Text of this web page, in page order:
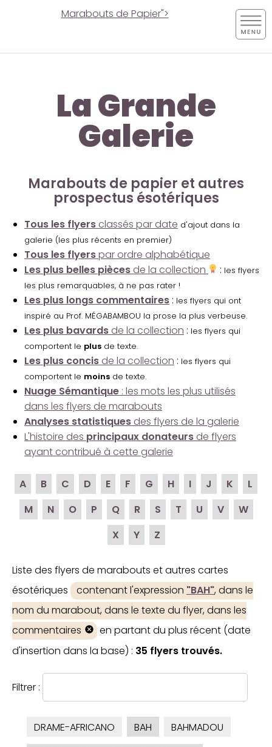
Marabouts de Papier">
La Grande
Galerie
Marabouts de papier et autres
prospectus ésotériques
Tous les flyers classés par date d'ajout dans la
galerie (les plus récents en premier)
Tous les flyerspar ordre alphabétique
Les plus belles pièces de la collection : les flyers
les plus remarquables, à ne pas rater !
Les plus longs commentaires : les flyers qui ont
inspiré au Prof. MÉGABAMBOU la prose la plus verbeuse.
Les plus bavards de la collection : les flyers qui
comportent le plus de texte.
Les plus concis de la collection : les flyers qui
comportent le moins de texte.
Nuage Sémantique : les mots les plus utilisés
dans les flyers de marabouts
Analyses statistiques des flyers de la galerie
L'histoire des principaux donateurs de flyers
ayant contribué à cette galerie
A B C D E F G H I J K
L
M
N O P Q R S T U V
W
X
Y Z
Liste des flyers de marabouts et autres cartes
ésotériques
contenant l'expression "BAH", dans le
nom du marabout, dans le texte du flyer, dans les
commentaires
en partant du plus récent (date
d'insertion dans la base) : 35 flyers trouvés.
Filtrer :
DRAME-AFRICANO BAH
BAHMADOU